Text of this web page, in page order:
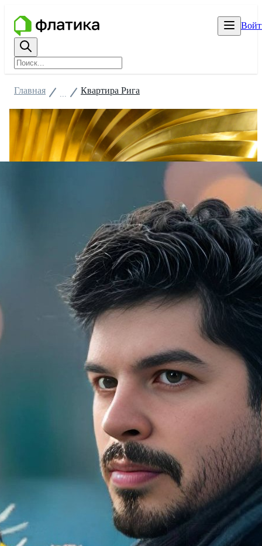
Главная Квартира Рига